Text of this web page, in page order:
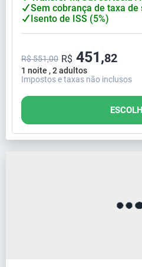
Sem cobrança de taxa
Isento de ISS (5%)
1 noite , 2 adultos
R$ 551,00 R$ 451,82
Impostos e taxas não inclusos